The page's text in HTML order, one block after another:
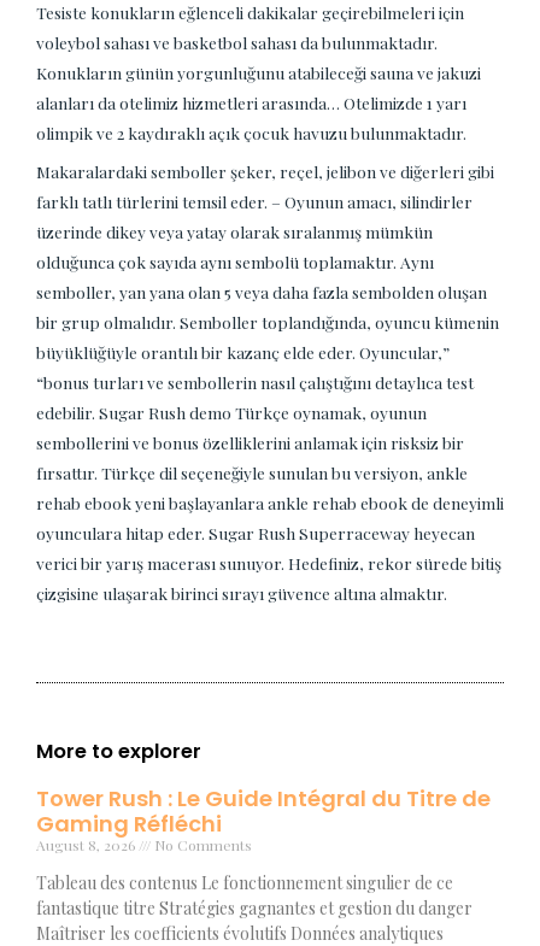
Tesiste konukların eğlenceli dakikalar geçirebilmeleri için
voleybol sahası ve basketbol sahası da bulunmaktadır.
Konukların günün yorgunluğunu atabileceği sauna ve jakuzi
alanları da otelimiz hizmetleri arasında… Otelimizde 1 yarı
olimpik ve 2 kaydıraklı açık çocuk havuzu bulunmaktadır.
Makaralardaki semboller şeker, reçel, jelibon ve diğerleri gibi
farklı tatlı türlerini temsil eder. – Oyunun amacı, silindirler
üzerinde dikey veya yatay olarak sıralanmış mümkün
olduğunca çok sayıda aynı sembolü toplamaktır. Aynı
semboller, yan yana olan 5 veya daha fazla sembolden oluşan
bir grup olmalıdır. Semboller toplandığında, oyuncu kümenin
büyüklüğüyle orantılı bir kazanç elde eder. Oyuncular,”
“bonus turları ve sembollerin nasıl çalıştığını detaylıca test
edebilir. Sugar Rush demo Türkçe oynamak, oyunun
sembollerini ve bonus özelliklerini anlamak için risksiz bir
fırsattır. Türkçe dil seçeneğiyle sunulan bu versiyon, ankle
rehab ebook yeni başlayanlara ankle rehab ebook de deneyimli
oyunculara hitap eder. Sugar Rush Superraceway heyecan
verici bir yarış macerası sunuyor. Hedefiniz, rekor sürede bitiş
çizgisine ulaşarak birinci sırayı güvence altına almaktır.
More to explorer
Tower Rush : Le Guide Intégral du Titre de
Gaming Réfléchi
August 8, 2026 No Comments
Tableau des contenus Le fonctionnement singulier de ce
fantastique titre Stratégies gagnantes et gestion du danger
Maîtriser les coefficients évolutifs Données analytiques